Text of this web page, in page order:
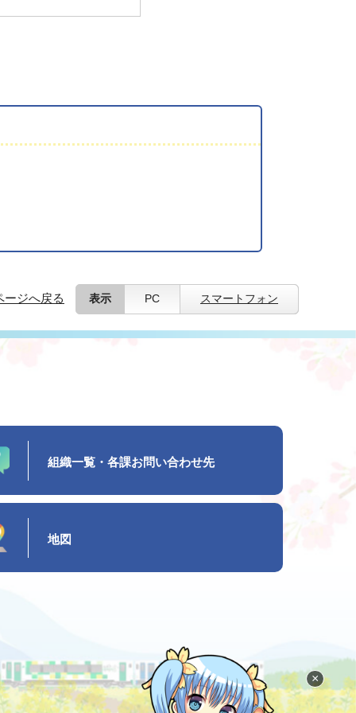
ージへ戻る 表示 PC スマートフォン
×
組織一覧・各課お問い合わせ先
地図